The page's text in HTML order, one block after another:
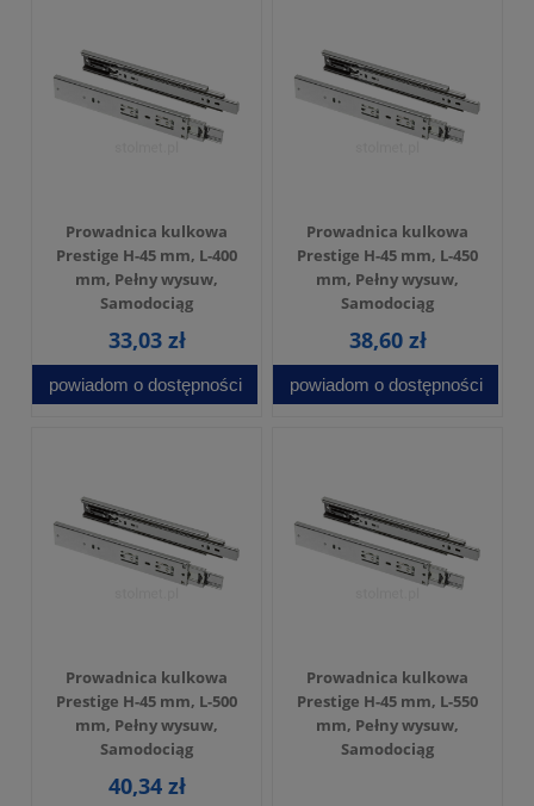
Prowadnica kulkowa
Prestige H-45 mm, L-400
mm, Pełny wysuw,
Samodociąg
33,03 zł
powiadom o dostępności
Prowadnica kulkowa
Prestige H-45 mm, L-450
mm, Pełny wysuw,
Samodociąg
38,60 zł
powiadom o dostępności
Prowadnica kulkowa
Prestige H-45 mm, L-500
mm, Pełny wysuw,
Samodociąg
40,34 zł
Prowadnica kulkowa
Prestige H-45 mm, L-550
mm, Pełny wysuw,
Samodociąg